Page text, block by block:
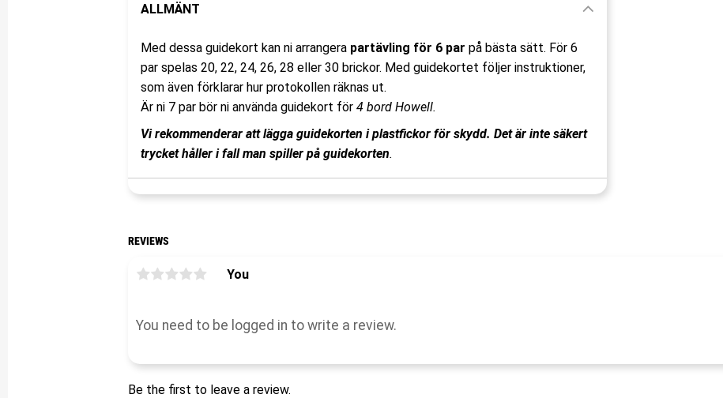
ALLMÄNT
Med dessa guidekort kan ni arrangera partävling för 6 par på bästa sätt. För 6
par spelas 20, 22, 24, 26, 28 eller 30 brickor. Med guidekortet följer instruktioner,
som även förklarar hur protokollen räknas ut.
Är ni 7 par bör ni använda guidekort för 4 bord Howell.
Vi rekommenderar att lägga guidekorten i plastfickor för skydd. Det är inte säkert
trycket håller i fall man spiller på guidekorten.
REVIEWS
You
Be the first to leave a review.